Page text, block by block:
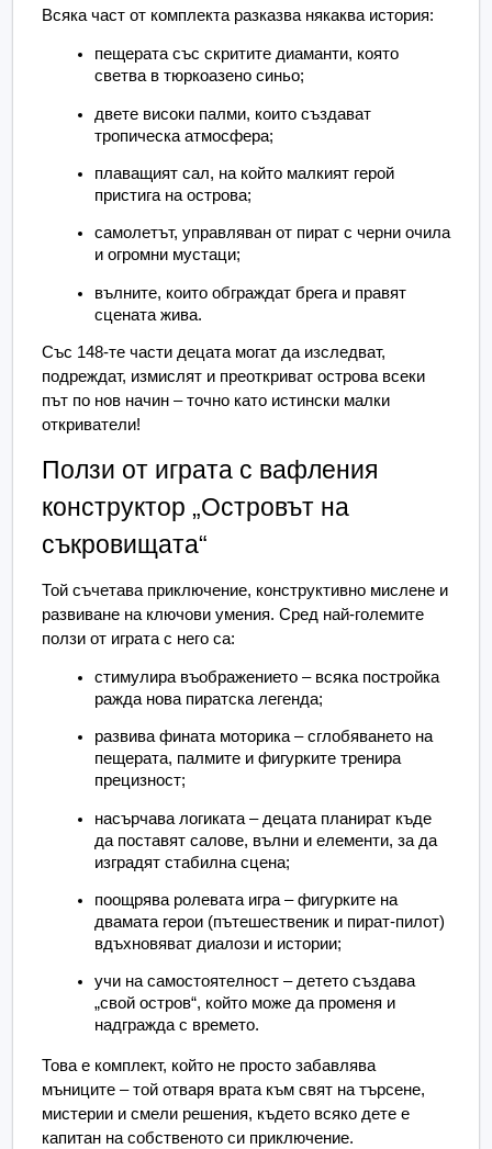
Всяка част от комплекта разказва някаква история:
пещерата със скритите диаманти, която
светва в тюркоазено синьо;
двете високи палми, които създават
тропическа атмосфера;
плаващият сал, на който малкият герой
пристига на острова;
самолетът, управляван от пират с черни очила
и огромни мустаци;
вълните, които обграждат брега и правят
сцената жива.
Със 148-те части децата могат да изследват,
подреждат, измислят и преоткриват острова всеки
път по нов начин – точно като истински малки
откриватели!
Ползи от играта с вафления
конструктор „Островът на
съкровищата“
Той съчетава приключение, конструктивно мислене и
развиване на ключови умения. Сред най-големите
ползи от играта с него са:
стимулира въображението – всяка постройка
ражда нова пиратска легенда;
развива фината моторика – сглобяването на
пещерата, палмите и фигурките тренира
прецизност;
насърчава логиката – децата планират къде
да поставят салове, вълни и елементи, за да
изградят стабилна сцена;
поощрява ролевата игра – фигурките на
двамата герои (пътешественик и пират-пилот)
вдъхновяват диалози и истории;
учи на самостоятелност – детето създава
„свой остров“, който може да променя и
надгражда с времето.
Това е комплект, който не просто забавлява
мъниците – той отваря врата към свят на търсене,
мистерии и смели решения, където всяко дете е
капитан на собственото си приключение.